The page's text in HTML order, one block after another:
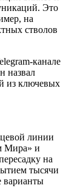
Это
на
стволов
канале
назвал
из ключевых
линии
Мира» и
на
тысячи
варианты